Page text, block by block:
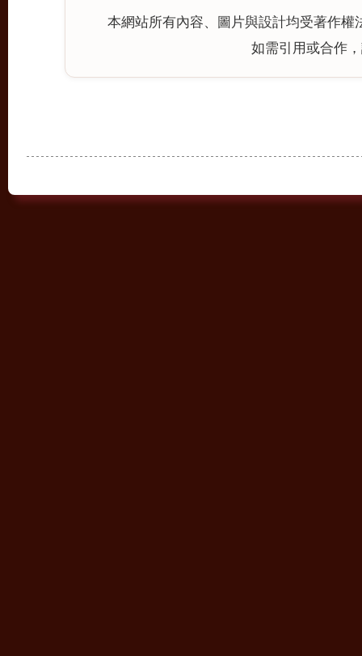
本網站所有內容、圖片與設計均受著作
如需引用或合作